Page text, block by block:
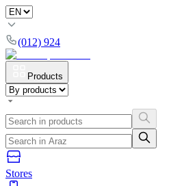
(012) 924
Products
Stores